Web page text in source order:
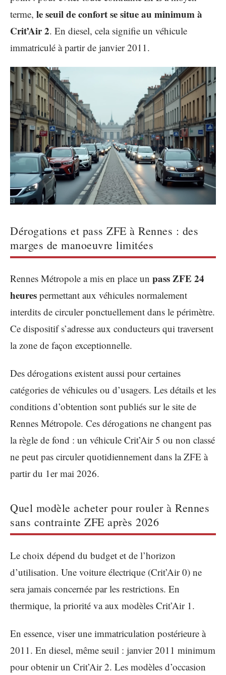
terme, le seuil de confort se situe au minimum à
Crit’Air 2. En diesel, cela signifie un véhicule
immatriculé à partir de janvier 2011.
Dérogations et pass ZFE à Rennes : des
marges de manoeuvre limitées
Rennes Métropole a mis en place un pass ZFE 24
heures permettant aux véhicules normalement
interdits de circuler ponctuellement dans le périmètre.
Ce dispositif s’adresse aux conducteurs qui traversent
la zone de façon exceptionnelle.
Des dérogations existent aussi pour certaines
catégories de véhicules ou d’usagers. Les détails et les
conditions d’obtention sont publiés sur le site de
Rennes Métropole. Ces dérogations ne changent pas
la règle de fond : un véhicule Crit’Air 5 ou non classé
ne peut pas circuler quotidiennement dans la ZFE à
partir du 1er mai 2026.
Quel modèle acheter pour rouler à Rennes
sans contrainte ZFE après 2026
Le choix dépend du budget et de l’horizon
d’utilisation. Une voiture électrique (Crit’Air 0) ne
sera jamais concernée par les restrictions. En
thermique, la priorité va aux modèles Crit’Air 1.
En essence, viser une immatriculation postérieure à
2011. En diesel, même seuil : janvier 2011 minimum
pour obtenir un Crit’Air 2. Les modèles d’occasion